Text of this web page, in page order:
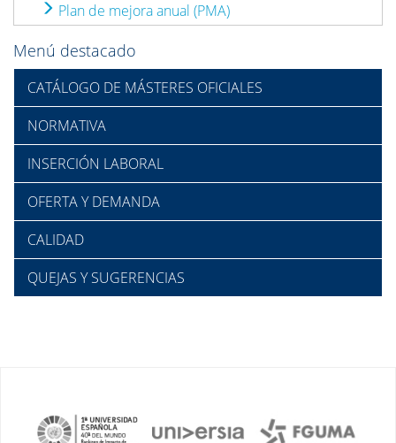
Plan de mejora anual (PMA)
Menú destacado
CATÁLOGO DE MÁSTERES OFICIALES
NORMATIVA
INSERCIÓN LABORAL
OFERTA Y DEMANDA
CALIDAD
QUEJAS Y SUGERENCIAS